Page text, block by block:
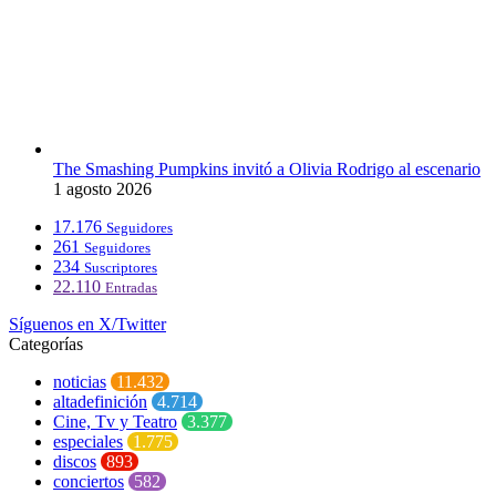
The Smashing Pumpkins invitó a Olivia Rodrigo al escenario
1 agosto 2026
17.176 Seguidores
261 Seguidores
234 Suscriptores
22.110 Entradas
Síguenos en X/Twitter
Categorías
noticias 11.432
altadefinición 4.714
Cine, Tv y Teatro 3.377
especiales 1.775
discos 893
conciertos 582